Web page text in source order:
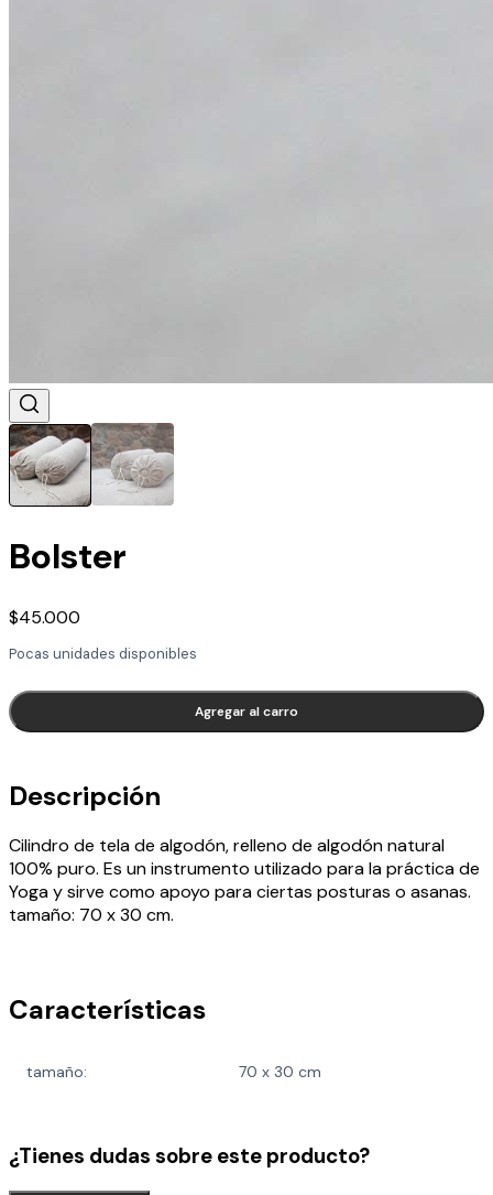
Bolster
$45.000
Pocas unidades disponibles
Agregar al carro
Descripción
Cilindro de tela de algodón, relleno de algodón natural
100% puro. Es un instrumento utilizado para la práctica de
Yoga y sirve como apoyo para ciertas posturas o asanas.
tamaño: 70 x 30 cm.
Características
tamaño: 70 x 30 cm
¿Tienes dudas sobre este producto?